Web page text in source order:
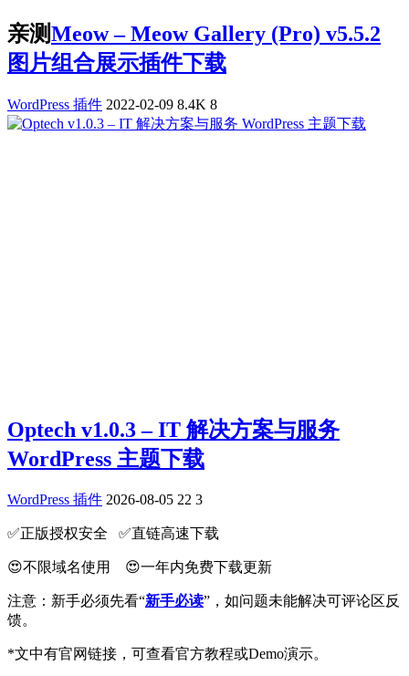
亲测Meow – Meow Gallery (Pro) v5.5.2
图片组合展示插件下载
WordPress 插件 2022-02-09 8.4K 8
Optech v1.0.3 – IT 解决方案与服务
WordPress 主题下载
WordPress 插件 2026-08-05 22 3
✅️正版授权安全 ✅️直链高速下载
😍不限域名使用 😍一年内免费下载更新
注意：新手必须先看“新手必读”，如问题未能解决可评论区反
馈。
*文中有官网链接，可查看官方教程或Demo演示。